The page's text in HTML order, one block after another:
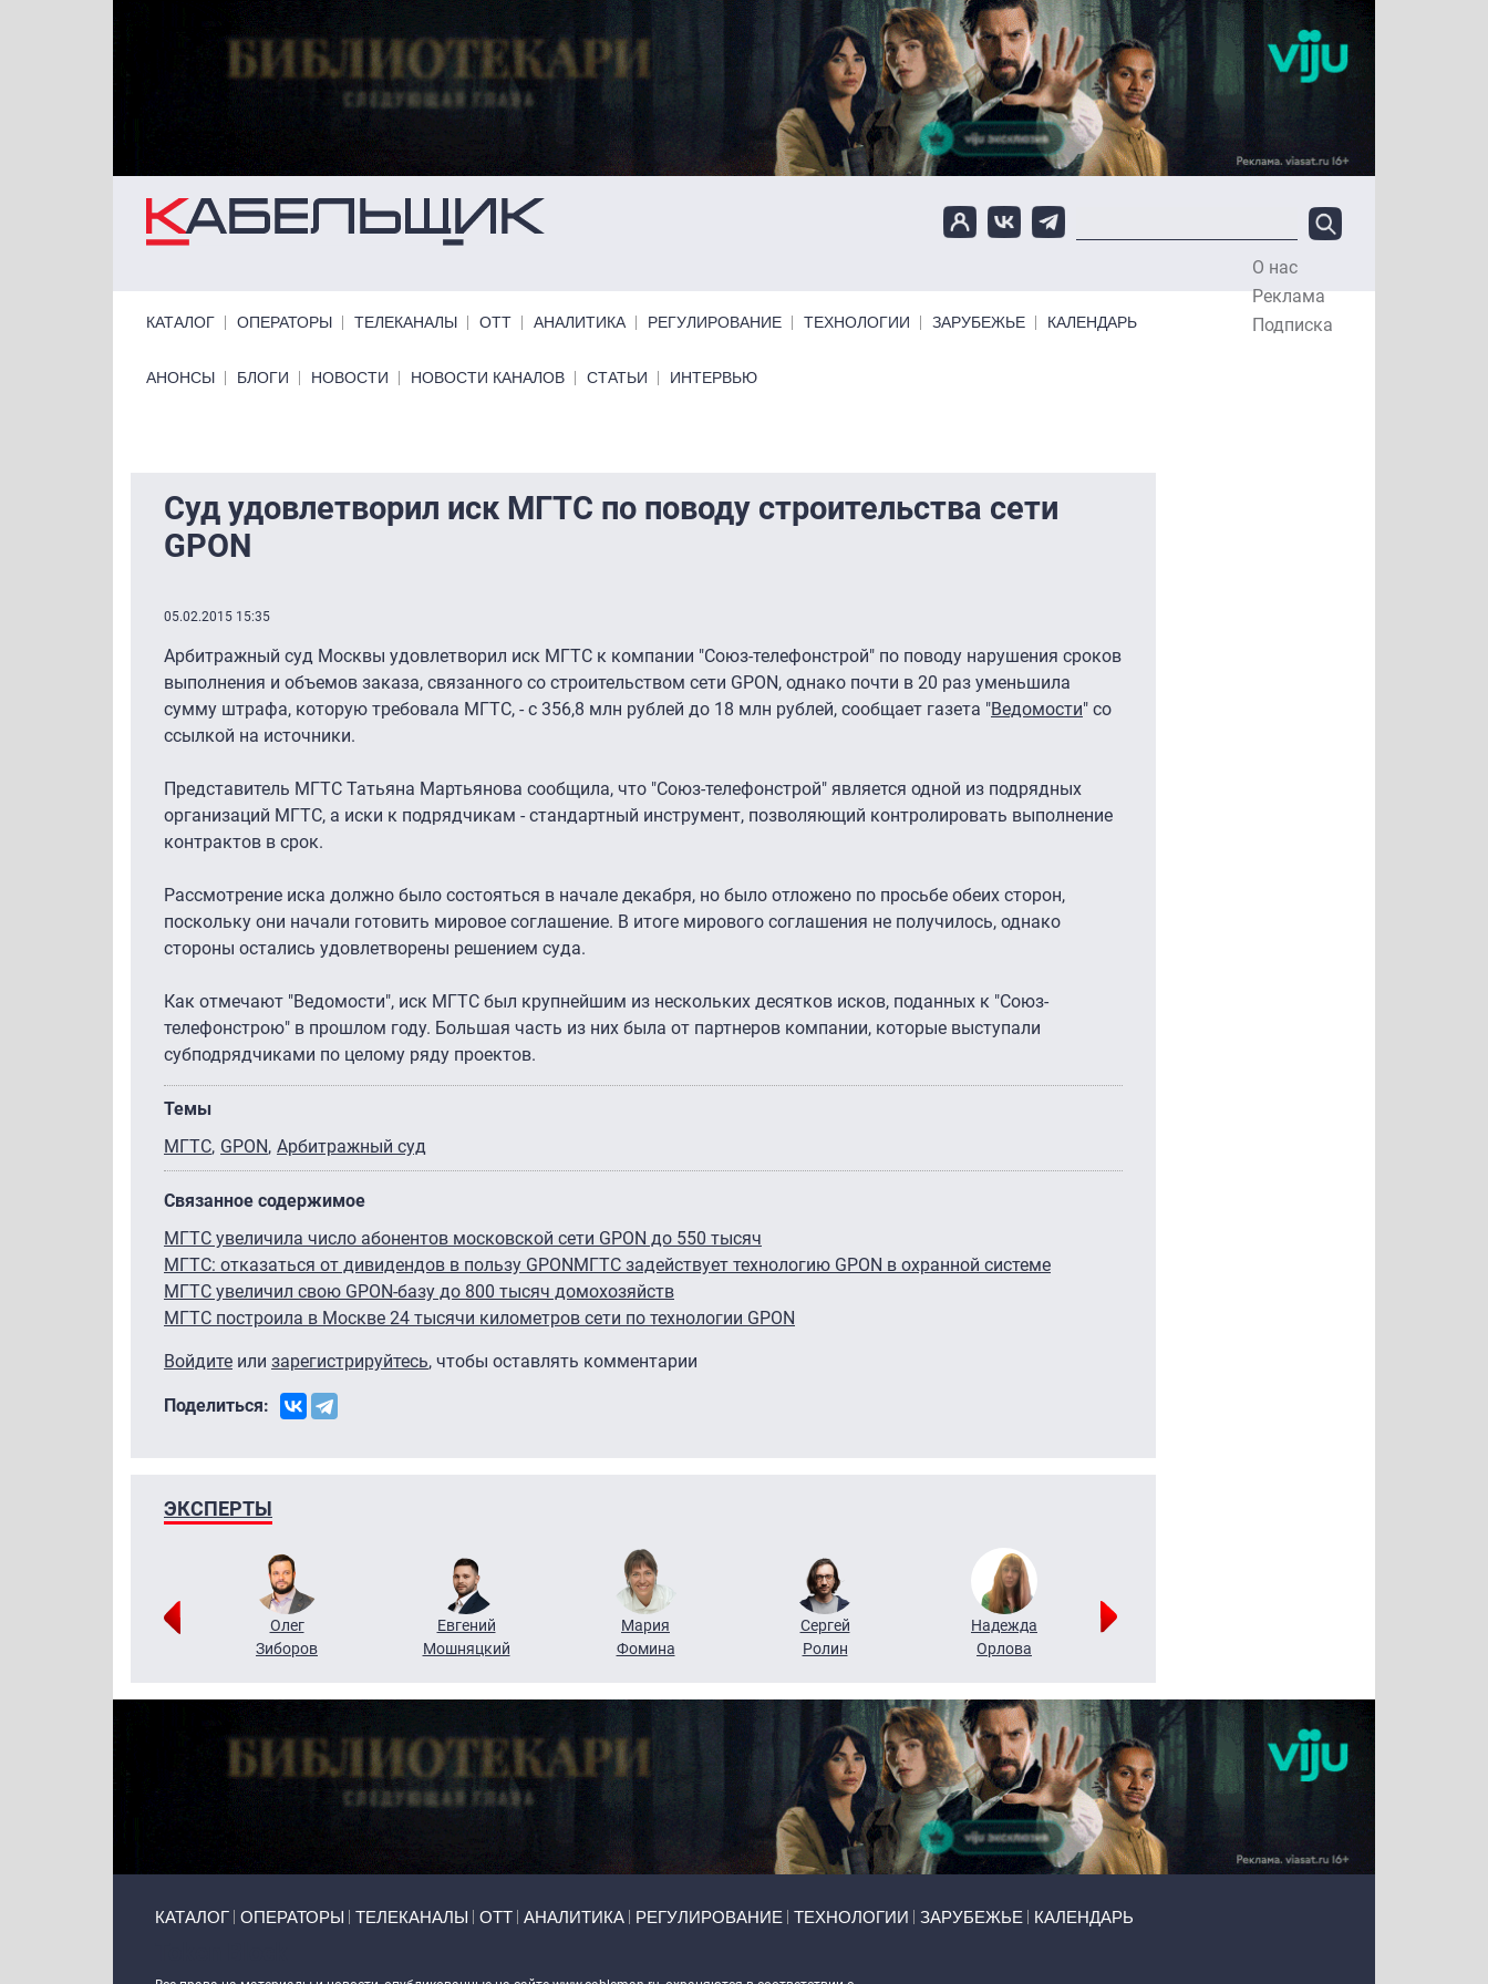
О нас
Реклама
Подписка
КАТАЛОГ ОПЕРАТОРЫ ТЕЛЕКАНАЛЫ ОТТ АНАЛИТИКА РЕГУЛИРОВАНИЕ ТЕХНОЛОГИИ ЗАРУБЕЖЬЕ КАЛЕНДАРЬ
Primary links bottom
АНОНСЫ БЛОГИ НОВОСТИ НОВОСТИ КАНАЛОВ СТАТЬИ ИНТЕРВЬЮ
Суд удовлетворил иск МГТС по поводу строительства сети
GPON
05.02.2015 15:35
Арбитражный суд Москвы удовлетворил иск МГТС к компании "Союз-телефонстрой" по поводу нарушения сроков
выполнения и объемов заказа, связанного со строительством сети GPON, однако почти в 20 раз уменьшила
сумму штрафа, которую требовала МГТС, - с 356,8 млн рублей до 18 млн рублей, сообщает газета "Ведомости" со
ссылкой на источники.
Представитель МГТС Татьяна Мартьянова сообщила, что "Союз-телефонстрой" является одной из подрядных
организаций МГТС, а иски к подрядчикам - стандартный инструмент, позволяющий контролировать выполнение
контрактов в срок.
Рассмотрение иска должно было состояться в начале декабря, но было отложено по просьбе обеих сторон,
поскольку они начали готовить мировое соглашение. В итоге мирового соглашения не получилось, однако
стороны остались удовлетворены решением суда.
Как отмечают "Ведомости", иск МГТС был крупнейшим из нескольких десятков исков, поданных к "Союз-
телефонстрою" в прошлом году. Большая часть из них была от партнеров компании, которые выступали
субподрядчиками по целому ряду проектов.
Темы
МГТС GPON Арбитражный суд
Связанное содержимое
МГТС увеличила число абонентов московской сети GPON до 550 тысяч
МГТС: отказаться от дивидендов в пользу GPONМГТС задействует технологию GPON в охранной системе
МГТС увеличил свою GPON-базу до 800 тысяч домохозяйств
МГТС построила в Москве 24 тысячи километров сети по технологии GPON
Войдите или зарегистрируйтесь, чтобы оставлять комментарии
Поделиться:
ЭКСПЕРТЫ
Олег
Зиборов
Евгений
Мошняцкий
Мария
Фомина
Сергей
Ролин
Надежда
Орлова
КАТАЛОГ ОПЕРАТОРЫ ТЕЛЕКАНАЛЫ ОТТ АНАЛИТИКА РЕГУЛИРОВАНИЕ ТЕХНОЛОГИИ ЗАРУБЕЖЬЕ КАЛЕНДАРЬ